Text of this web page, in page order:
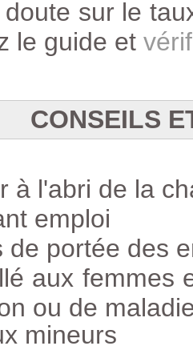
sur le
le guide et
CONSEILS
à l'abri de la
emploi
de portée des
aux femmes
ou de
mineurs